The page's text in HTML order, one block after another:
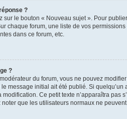
?
le bouton « Nouveau sujet ». Pour
chaque forum, une liste de vos
dans ce forum, etc.
?
du forum, vous ne pouvez
message initial ait été publié. Si
Ce petit texte n’apparaîtra
que les utilisateurs normaux ne